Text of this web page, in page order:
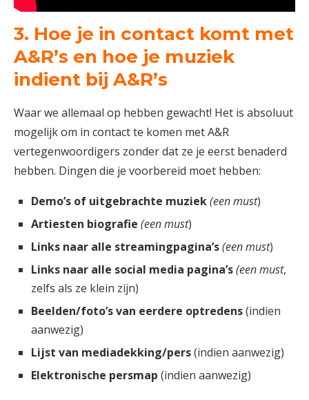
3. Hoe je in contact komt met
A&R’s en hoe je muziek
indient bij A&R’s
Waar we allemaal op hebben gewacht! Het is absoluut
mogelijk om in contact te komen met A&R
vertegenwoordigers zonder dat ze je eerst benaderd
hebben. Dingen die je voorbereid moet hebben:
Demo’s of uitgebrachte muziek(een must)
Artiesten biografie (een must)
Links naar alle streamingpagina’s(een must)
Links naar alle social media pagina’s(een must,
zelfs als ze klein zijn)
Beelden/foto’s van eerdere optredens(indien
aanwezig)
Lijst van mediadekking/pers(indien aanwezig)
Elektronische persmap (indien aanwezig)